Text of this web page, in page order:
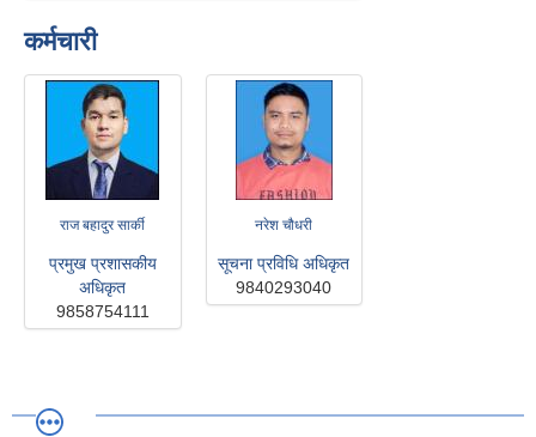
कर्मचारी
राज बहादुर सार्की
प्रमुख प्रशासकीय
अधिकृत
9858754111
नरेश चौधरी
सूचना प्रविधि अधिकृत
9840293040